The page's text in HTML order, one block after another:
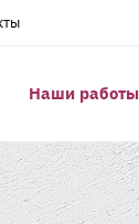
Наши работы